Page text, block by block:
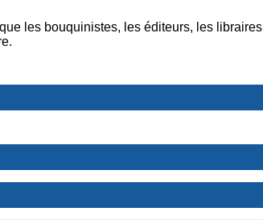
les bouquinistes, les éditeurs, les libraires